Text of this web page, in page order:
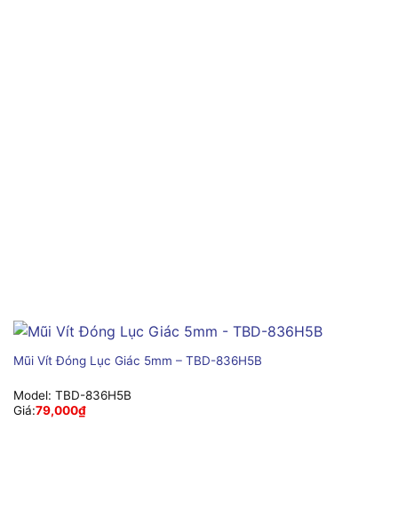
Mũi Vít Đóng Lục Giác 5mm – TBD-836H5B
Model: TBD-836H5B
Giá:79,000₫